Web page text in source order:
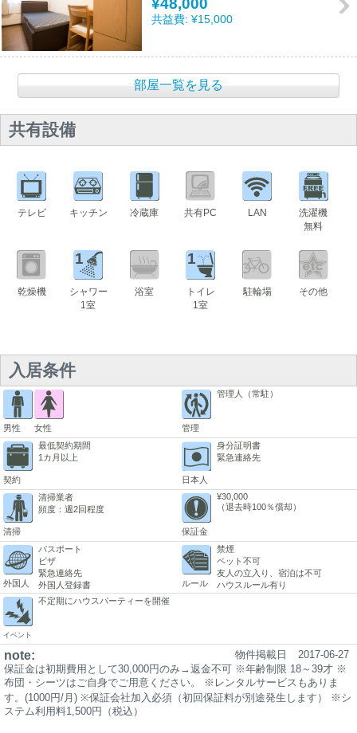
共益費: ¥15,000
部屋一覧を見る
共有設備
テレビ キッチン 冷蔵庫 共有PC LAN
洗濯機
無料
乾燥機
1
シャワー
1室
浴室
1
トイレ
1室
駐輪場 その他
入居条件
男性 女性 管理
管理人（常駐）
契約
最低契約期間
1カ月以上
日本人
身分証明書
緊急連絡先
清掃
清掃業者
頻度：週2回程度
保証金
¥30,000
（退去時100％償却）
外国人
パスポート
ビザ
緊急連絡先
外国人登録書
ルール
禁煙
ペット不可
友人の立入り、宿泊は不可
ハウスルール有り
イベント
不定期にハウスパーティーを開催
note: 物件掲載日
2017-06-27
保証金は初期費用として30,000円のみ→返金不可 ※年齢制限 18～39才 ※
布団・シーツはご自身でご用意ください。 ※レンタルサービスもありま
す。(1000円/月) ※保証会社加入必須（初回保証料が別途発生します） ※シ
ステム利用料1,500円（税込）